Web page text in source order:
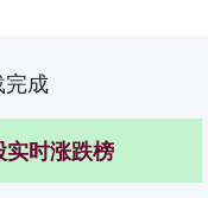
完成
实时涨跌榜